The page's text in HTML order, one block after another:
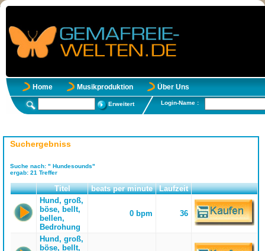
Home Musikproduktion Über Uns
Erweitert Login-Name :
Suchergebniss
Suche nach: " Hundesounds"
ergab: 21 Treffer
Titel beats per minute
Laufzeit
Hund, groß,
böse, bellt,
bellen,
Bedrohung
0 bpm 36
Hund, groß,
böse, bellt,